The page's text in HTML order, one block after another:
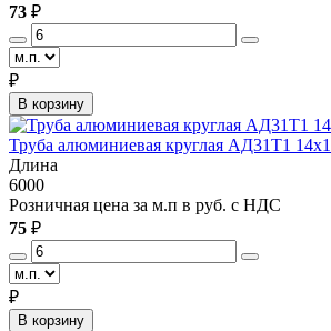
73 ₽
₽
В корзину
Труба алюминиевая круглая АД31Т1
Длина
6000
Розничная цена за м.п в руб. с НДС
75 ₽
₽
В корзину